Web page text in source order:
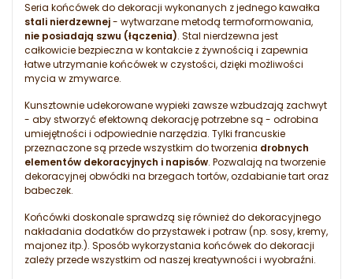
Seria końcówek do dekoracji wykonanych z jednego kawałka
stali nierdzewnej- wytwarzane metodą termoformowania,
nie posiadają szwu (łączenia). Stal nierdzewna jest
całkowicie bezpieczna w kontakcie z żywnością i zapewnia
łatwe utrzymanie końcówek w czystości, dzięki możliwości
mycia w zmywarce.
Kunsztownie udekorowane wypieki zawsze wzbudzają zachwyt
- aby stworzyć efektowną dekorację potrzebne są - odrobina
umiejętności i odpowiednie narzędzia. Tylki francuskie
przeznaczone są przede wszystkim do tworzenia drobnych
elementów dekoracyjnych i napisów. Pozwalają na tworzenie
dekoracyjnej obwódki na brzegach tortów, ozdabianie tart oraz
babeczek.
Końcówki doskonale sprawdzą się również do dekoracyjnego
nakładania dodatków do przystawek i potraw (np. sosy, kremy,
majonez itp.). Sposób wykorzystania końcówek do dekoracji
zależy przede wszystkim od naszej kreatywności i wyobraźni.